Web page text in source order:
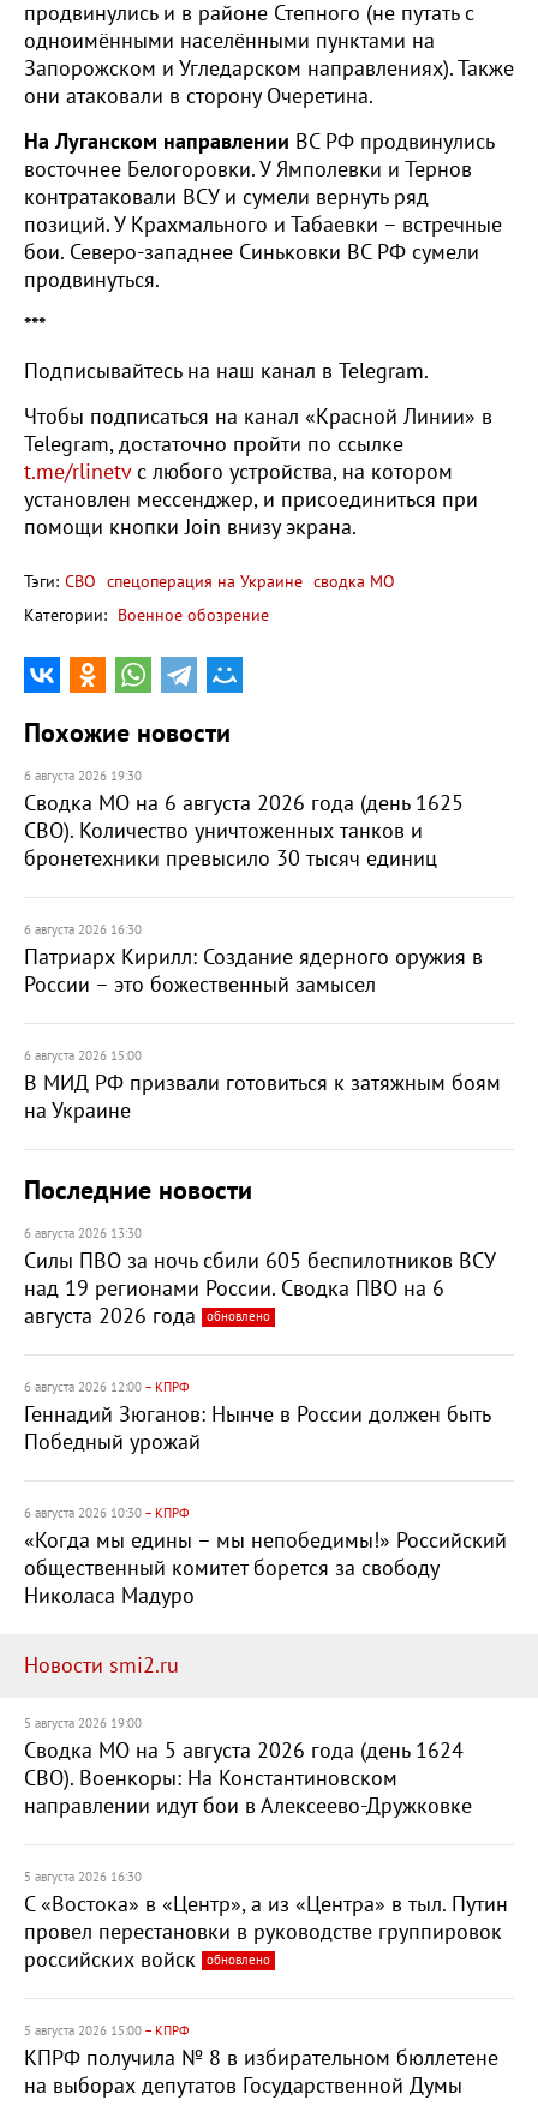
продвинулись и в районе Степного (не путать с
одноимёнными населёнными пунктами на
Запорожском и Угледарском направлениях). Также
они атаковали в сторону Очеретина.
На Луганском направлении ВС РФ продвинулись
восточнее Белогоровки. У Ямполевки и Тернов
контратаковали ВСУ и сумели вернуть ряд
позиций. У Крахмального и Табаевки – встречные
бои. Северо-западнее Синьковки ВС РФ сумели
продвинуться.
***
Подписывайтесь на наш канал в Telegram.
Чтобы подписаться на канал «Красной Линии» в
Telegram, достаточно пройти по ссылке
t.me/rlinetvс любого устройства, на котором
установлен мессенджер, и присоединиться при
помощи кнопки Join внизу экрана.
Тэги: СВО спецоперация на Украине сводка МО
Категории: Военное обозрение
Похожие новости
6 августа 2026 19:30
Сводка МО на 6 августа 2026 года (день 1625
СВО). Количество уничтоженных танков и
бронетехники превысило 30 тысяч единиц
6 августа 2026 16:30
Патриарх Кирилл: Создание ядерного оружия в
России – это божественный замысел
6 августа 2026 15:00
В МИД РФ призвали готовиться к затяжным боям
на Украине
Последние новости
6 августа 2026 13:30
Силы ПВО за ночь сбили 605 беспилотников ВСУ
над 19 регионами России. Сводка ПВО на 6
августа 2026 года
обновлено
6 августа 2026 12:00 – КПРФ
Геннадий Зюганов: Нынче в России должен быть
Победный урожай
6 августа 2026 10:30 – КПРФ
«Когда мы едины – мы непобедимы!» Российский
общественный комитет борется за свободу
Николаса Мадуро
Новости smi2.ru
5 августа 2026 19:00
Сводка МО на 5 августа 2026 года (день 1624
СВО). Военкоры: На Константиновском
направлении идут бои в Алексеево-Дружковке
5 августа 2026 16:30
С «Востока» в «Центр», а из «Центра» в тыл. Путин
провел перестановки в руководстве группировок
российских войск
обновлено
5 августа 2026 15:00 – КПРФ
КПРФ получила № 8 в избирательном бюллетене
на выборах депутатов Государственной Думы